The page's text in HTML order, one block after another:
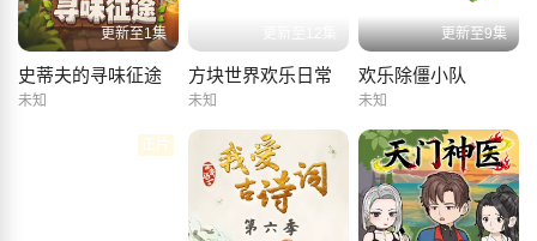
更新至1集
史蒂夫的寻味征途
未知
方块世界欢乐日常
未知
更新至9集
欢乐除僵小队
未知
正片